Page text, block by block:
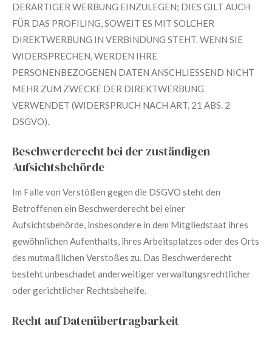
DERARTIGER WERBUNG EINZULEGEN; DIES GILT AUCH
FÜR DAS PROFILING, SOWEIT ES MIT SOLCHER
DIREKTWERBUNG IN VERBINDUNG STEHT. WENN SIE
WIDERSPRECHEN, WERDEN IHRE
PERSONENBEZOGENEN DATEN ANSCHLIESSEND NICHT
MEHR ZUM ZWECKE DER DIREKTWERBUNG
VERWENDET (WIDERSPRUCH NACH ART. 21 ABS. 2
DSGVO).
Beschwerde­recht bei der zuständigen
Aufsichts­behörde
Im Falle von Verstößen gegen die DSGVO steht den
Betroffenen ein Beschwerderecht bei einer
Aufsichtsbehörde, insbesondere in dem Mitgliedstaat ihres
gewöhnlichen Aufenthalts, ihres Arbeitsplatzes oder des Orts
des mutmaßlichen Verstoßes zu. Das Beschwerderecht
besteht unbeschadet anderweitiger verwaltungsrechtlicher
oder gerichtlicher Rechtsbehelfe.
Recht auf Daten­übertrag­barkeit